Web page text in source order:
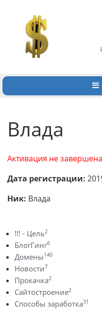
Влада
Активация не
Дата регистрации:
Ник: Влада
!!! - Цель2
БлогГинг6
Домены140
Новости7
Прокачка2
Сайтостроение2
Способы заработка31